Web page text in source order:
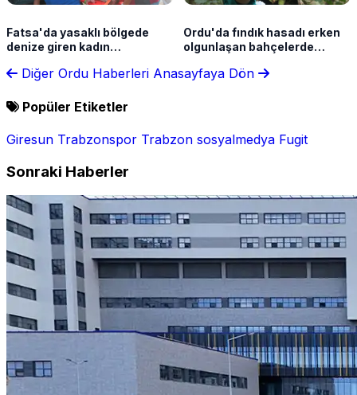
Fatsa'da yasaklı bölgede
denize giren kadın
kurtuldu
Ordu'da fındık hasadı erken
olgunlaşan bahçelerde
Diğer Ordu Haberleri Anasayfaya Dön
Popüler Etiketler
Giresun Trabzonspor Trabzon sosyalmedya Fugit
Sonraki Haberler